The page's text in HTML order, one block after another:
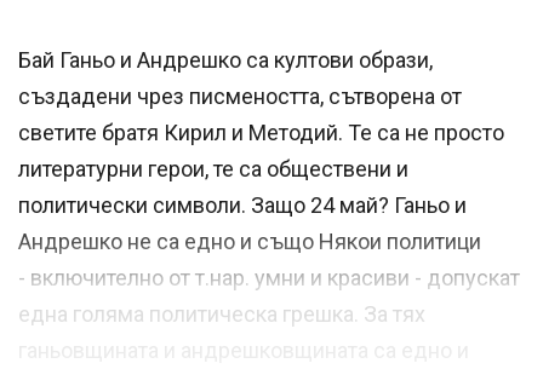
Бай Ганьо и Андрешко са култови образи,
създадени чрез писмеността, сътворена от
светите братя Кирил и Методий. Те са не просто
литературни герои, те са обществени и
политически символи. Защо 24 май? Ганьо и
Андрешко не са едно и също Някои политици
- включително от т.нар. умни и красиви - допускат
една голяма политическа грешка. За тях